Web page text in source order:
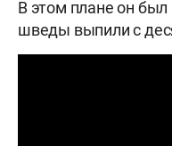
В этом плане он
шведы выпили с